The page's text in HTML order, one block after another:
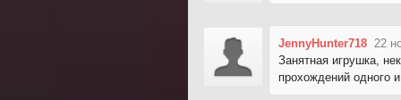
JennyHunter718 22
Занятная игрушка,
прохождений одного